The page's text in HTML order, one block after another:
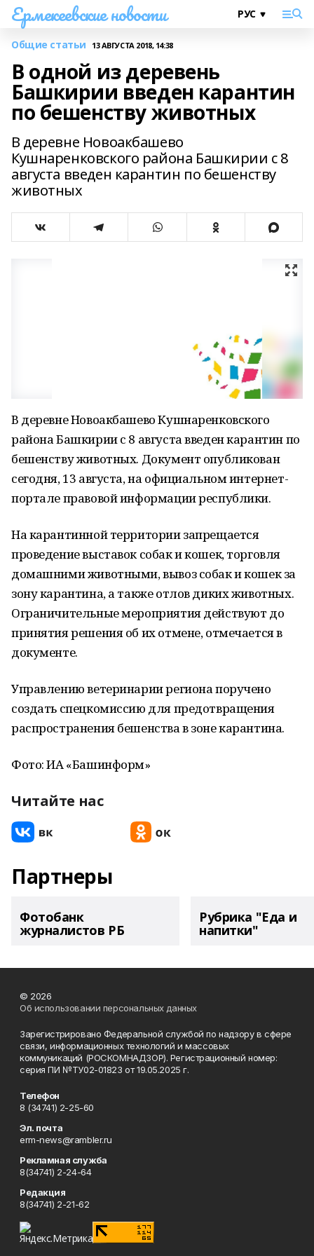
Ермекеевские новости
Общие статьи 13 АВГУСТА 2018, 14:38
В одной из деревень
Башкирии введен карантин
по бешенству животных
В деревне Новоакбашево
Кушнаренковского района Башкирии с 8
августа введен карантин по бешенству
животных
В деревне Новоакбашево Кушнаренковского
района Башкирии с 8 августа введен карантин по
бешенству животных. Документ опубликован
сегодня, 13 августа, на официальном интернет-
портале правовой информации республики.
На карантинной территории запрещается
проведение выставок собак и кошек, торговля
домашними животными, вывоз собак и кошек за
зону карантина, а также отлов диких животных.
Ограничительные мероприятия действуют до
принятия решения об их отмене, отмечается в
документе.
Управлению ветеринарии региона поручено
создать спецкомиссию для предотвращения
распространения бешенства в зоне карантина.
Фото: ИА «Башинформ»
Читайте нас
Партнеры
Фотобанк
журналистов РБ
Рубрика "Еда и
напитки"
© 2026
Об использовании персональных данных
Зарегистрировано Федеральной службой по надзору в сфере
связи, информационных технологий и массовых
коммуникаций (РОСКОМНАДЗОР). Регистрационный номер:
серия ПИ №ТУ02-01823 от 19.05.2025 г.
Телефон
8 (34741) 2-25-60
Эл. почта
erm-news@rambler.ru
Рекламная служба
8(34741) 2-24-64
Редакция
8(34741) 2-21-62